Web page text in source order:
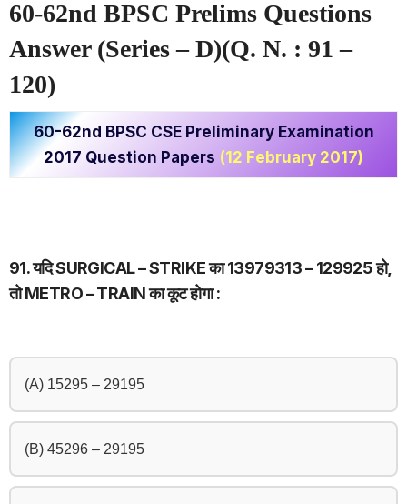
60-62nd BPSC Prelims Questions
Answer (Series – D)(Q. N. : 91 –
120)
60-62nd BPSC CSE Preliminary Examination
2017 Question Papers (12 February 2017)
91. यदि SURGICAL – STRIKE का 13979313 – 129925 हो,
तो METRO – TRAIN का कूट होगा :
(A) 15295 – 29195
(B) 45296 – 29195